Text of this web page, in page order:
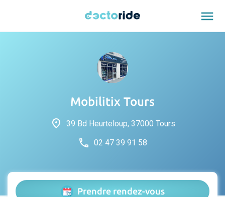
menu
Mobilitix Tours
place 39 Bd Heurteloup, 37000 Tours
phone 02 47 39 91 58
Prendre rendez-vous